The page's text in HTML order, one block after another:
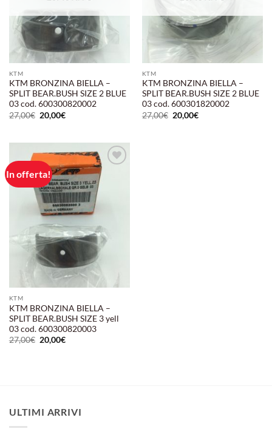
KTM
KTM BRONZINA BIELLA –
SPLIT BEAR.BUSH SIZE 2 BLUE
03 cod. 600300820002
27,00€ Il
prezzo
20,00€Il
KTM
KTM BRONZINA BIELLA –
SPLIT BEAR.BUSH SIZE 2 BLUE
03 cod. 600301820002
27,00€ Il
prezzo
20,00€Il
In offerta!
Aggiungi
alla lista
KTM
KTM BRONZINA BIELLA –
SPLIT BEAR.BUSH SIZE 3 yell
03 cod. 600300820003
27,00€ Il
prezzo
20,00€Il
ULTIMI ARRIVI